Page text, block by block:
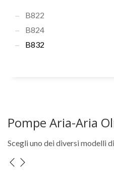
B822
B824
B832
Pompe Aria-Aria
Scegli uno dei diversi modelli